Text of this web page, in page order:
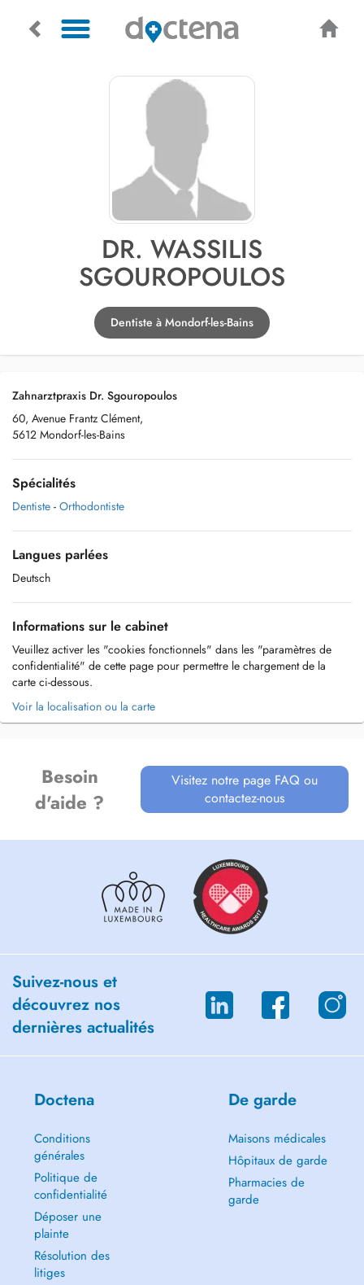
DR. WASSILIS
SGOUROPOULOS
Dentiste à Mondorf-les-Bains
Zahnarztpraxis Dr. Sgouropoulos
60, Avenue Frantz Clément,
5612 Mondorf-les-Bains
Spécialités
Dentiste - Orthodontiste
Langues parlées
Deutsch
Informations sur le cabinet
Veuillez activer les "cookies fonctionnels" dans les "paramètres de
confidentialité" de cette page pour permettre le chargement de la
carte ci-dessous.
Voir la localisation ou la carte
Besoin
d'aide ?
Visitez notre page FAQ ou
contactez-nous
Suivez-nous et
découvrez nos
dernières actualités
Doctena
Conditions
générales
Politique de
confidentialité
Déposer une
plainte
Résolution des
litiges
De garde
Maisons médicales
Hôpitaux de garde
Pharmacies de
garde